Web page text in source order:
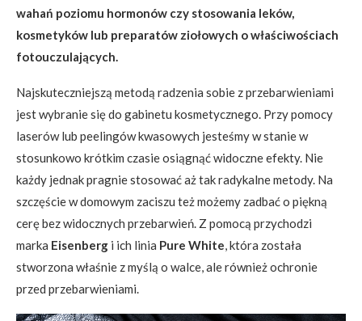
wahań poziomu hormonów czy stosowania leków,
kosmetyków lub preparatów ziołowych o właściwościach
fotouczulających.
Najskuteczniejszą metodą radzenia sobie z przebarwieniami
jest wybranie się do gabinetu kosmetycznego. Przy pomocy
laserów lub peelingów kwasowych jesteśmy w stanie w
stosunkowo krótkim czasie osiągnąć widoczne efekty. Nie
każdy jednak pragnie stosować aż tak radykalne metody. Na
szczęście w domowym zaciszu też możemy zadbać o piękną
cerę bez widocznych przebarwień. Z pomocą przychodzi
marka Eisenberg i ich linia Pure White, która została
stworzona właśnie z myślą o walce, ale również ochronie
przed przebarwieniami.